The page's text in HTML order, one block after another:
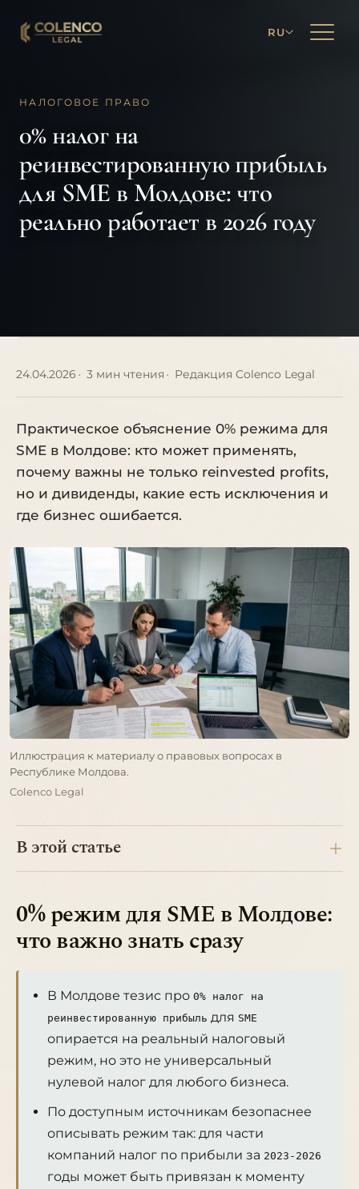
RU
НАЛОГОВОЕ ПРАВО
0% налог на
реинвестированную прибыль
для SME в Молдове: что
реально работает в 2026 году
24.04.2026 3 мин чтения Редакция Colenco Legal
Практическое объяснение 0% режима для
SME в Молдове: кто может применять,
почему важны не только reinvested profits,
но и дивиденды, какие есть исключения и
где бизнес ошибается.
Иллюстрация к материалу о правовых вопросах в
Республике Молдова.
Colenco Legal
В этой статье
0% режим для SME в Молдове:
что важно знать сразу
В Молдове тезис про 0% налог на
реинвестированную прибыль для SME
опирается на реальный налоговый
режим, но это не универсальный
нулевой налог для любого бизнеса.
По доступным источникам безопаснее
описывать режим так: для части
компаний налог по прибыли за 2023-2026
годы может быть привязан к моменту